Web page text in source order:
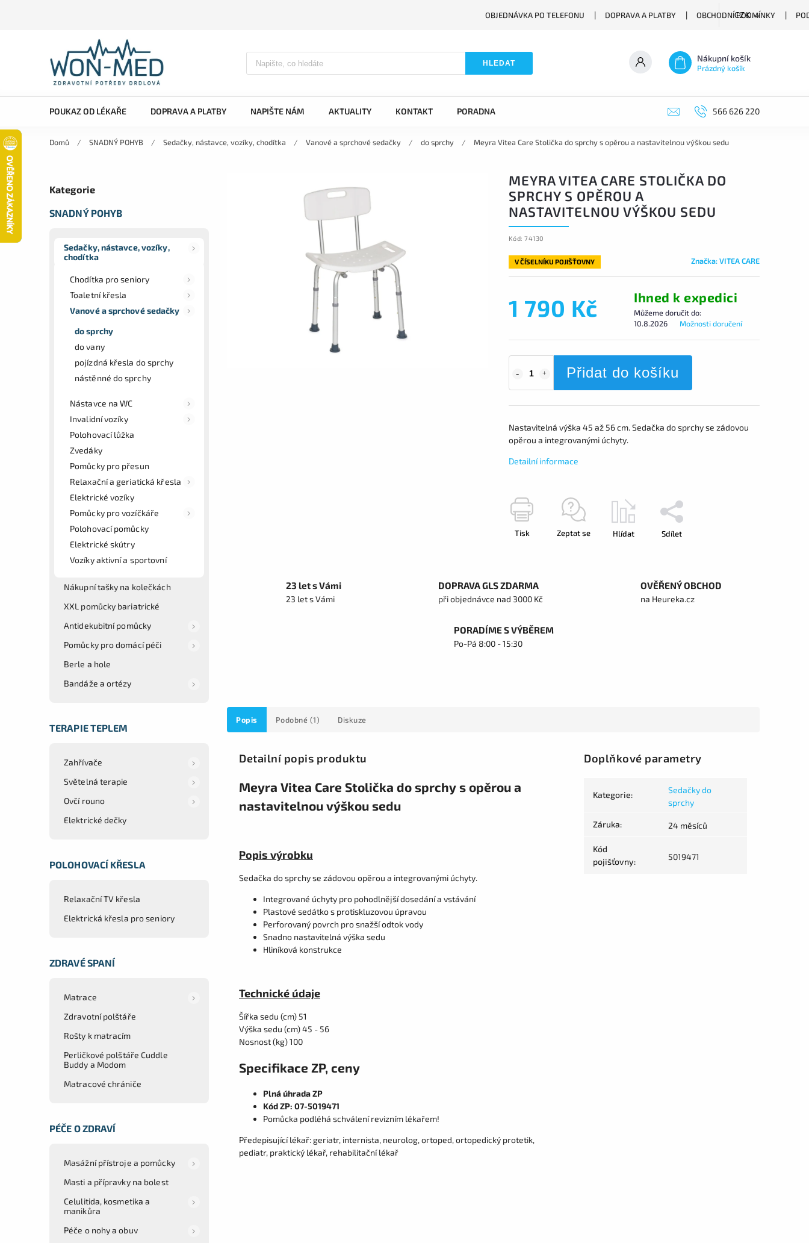
OBJEDNÁVKA PO TELEFONU DOPRAVA A PLATBY OBCHODNÍ PODMÍNKY
CZK
HLEDAT Nákupní košík
Prázdný košík
POUKAZ OD LÉKAŘE DOPRAVA A PLATBY NAPIŠTE NÁM AKTUALITY KONTAKT PORADNA 566 626 220
Domů / SNADNÝ POHYB / Sedačky, nástavce, vozíky, chodítka / Vanové a sprchové sedačky / do sprchy / Meyra Vitea Care Stolička do sprchy s opěrou a nastavitelnou výškou sedu
Kategorie
SNADNÝ POHYB
Sedačky, nástavce, vozíky,
chodítka
Chodítka pro seniory
Toaletní křesla
Vanové a sprchové sedačky
do sprchy
do vany
pojízdná křesla do sprchy
nástěnné do sprchy
Nástavce na WC
Invalidní vozíky
Polohovací lůžka
Zvedáky
Pomůcky pro přesun
Relaxační a geriatická křesla
Elektrické vozíky
Pomůcky pro vozíčkáře
Polohovací pomůcky
Elektrické skútry
Vozíky aktivní a sportovní
Nákupní tašky na kolečkách
XXL pomůcky bariatrické
Antidekubitní pomůcky
Pomůcky pro domácí péči
Berle a hole
Bandáže a ortézy
TERAPIE TEPLEM
Zahřívače
Světelná terapie
Ovčí rouno
Elektrické dečky
POLOHOVACÍ KŘESLA
Relaxační TV křesla
Elektrická křesla pro seniory
ZDRAVÉ SPANÍ
Matrace
Zdravotní polštáře
Rošty k matracím
Perličkové polštáře Cuddle
Buddy a Modom
Matracové chrániče
PÉČE O ZDRAVÍ
Masážní přístroje a pomůcky
Masti a přípravky na bolest
Celulitida, kosmetika a
manikůra
Péče o nohy a obuv
MEYRA VITEA CARE STOLIČKA DO
SPRCHY S OPĚROU A
NASTAVITELNOU VÝŠKOU SEDU
Kód: 74130
V ČÍSELNÍKU POJIŠŤOVNY Značka:VITEA CARE
1 790 Kč Ihned k expedici
Můžeme doručit do:
10.8.2026
Možnosti doručení
Přidat do košíku
Nastavitelná výška 45 až 56 cm. Sedačka do sprchy se zádovou
opěrou a integrovanými úchyty.
Detailní informace
Tisk Zeptat se Hlídat Sdílet
23 let s Vámi
23 let s Vámi
DOPRAVA GLS ZDARMA
při objednávce nad 3000 Kč
OVĚŘENÝ OBCHOD
na Heureka.cz
PORADÍME S VÝBĚREM
Po-Pá 8:00 - 15:30
Popis Podobné (1) Diskuze
Detailní popis produktu
Meyra Vitea Care Stolička do sprchy s opěrou a
nastavitelnou výškou sedu
Popis výrobku
Sedačka do sprchy se zádovou opěrou a integrovanými úchyty.
Integrované úchyty pro pohodlnější dosedání a vstávání
Plastové sedátko s protiskluzovou úpravou
Perforovaný povrch pro snažší odtok vody
Snadno nastavitelná výška sedu
Hliníková konstrukce
Technické údaje
Šířka sedu (cm) 51
Výška sedu (cm) 45 - 56
Nosnost (kg) 100
Specifikace ZP, ceny
Plná úhrada ZP
Kód ZP: 07-5019471
Pomůcka podléhá schválení revizním lékařem!
Předepisující lékař: geriatr, internista, neurolog, ortoped, ortopedický protetik,
pediatr, praktický lékař, rehabilitační lékař
Doplňkové parametry
Kategorie:
Sedačky do
sprchy
Záruka: 24 měsíců
Kód
pojišťovny: 5019471